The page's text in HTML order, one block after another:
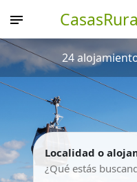
24
Localidad o